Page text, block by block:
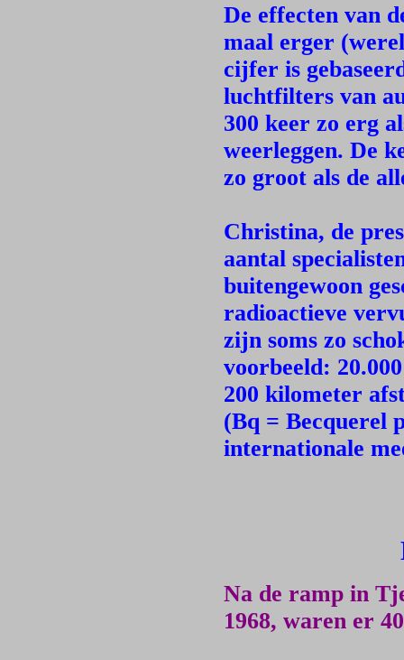
De effecten van
maal erger
cijfer is
luchtfilters van
300 keer zo erg
weerleggen. De
zo groot als de
Christina, de
aantal
buitengewoon
radioactieve
zijn soms zo
voorbeeld:
200 kilometer
(Bq = Becquerel
internationale
Na de ramp in
1968, waren er